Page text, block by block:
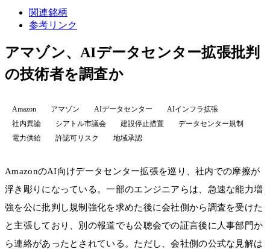
関連銘柄
参考リンク
アマゾン、AIデータセンター拡張批判
の技術者を調査か
Amazon アマゾン AIデータセンター
AIインフラ拡張
社内異論
シアトル市議会 建設停止措置
データセンター規制
電力供給
許認可リスク 地域承認
AmazonのAI向けデータセンター拡張を巡り、社内での摩擦が
浮き彫りになっている。一部のエンジニアらは、急速な能力増
強を公に批判し規制強化を求めた後に会社側から調査を受けた
と主張しており、別の報道でも公聴会での証言後に人事部門か
ら連絡があったとされている。ただし、会社側の公式な見解は